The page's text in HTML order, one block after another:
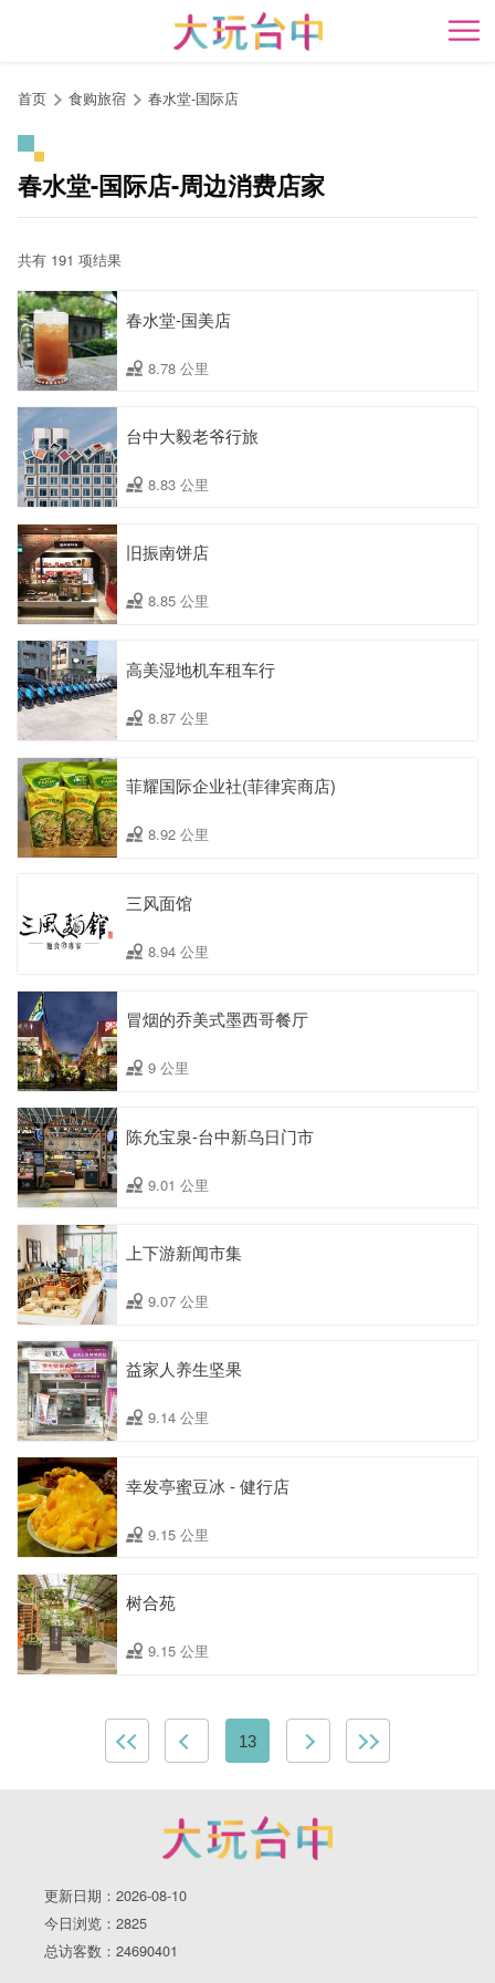
开
首页 食购旅宿 春水堂-国际店
春水堂-国际店-周边消费店家
共有 191 项结果
春水堂-国美店
8.78 公里
台中大毅老爷行旅
8.83 公里
旧振南饼店
8.85 公里
高美湿地机车租车行
8.87 公里
菲耀国际企业社(菲律宾商店)
8.92 公里
三风面馆
8.94 公里
冒烟的乔美式墨西哥餐厅
9 公里
陈允宝泉-台中新乌日门市
9.01 公里
上下游新闻市集
9.07 公里
益家人养生坚果
9.14 公里
幸发亭蜜豆冰 - 健行店
9.15 公里
树合苑
9.15 公里
13
更新日期：2026-08-10
今日浏览：2825
总访客数：24690401